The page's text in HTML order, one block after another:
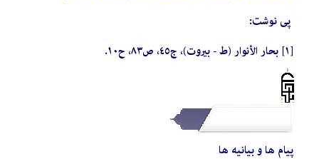
پی نوشت:
[١] بحار الأنوار (ط - بيروت)، ج‏٤٥، ص٨٣، ح١٠.
پیام ها و بیانیه ها